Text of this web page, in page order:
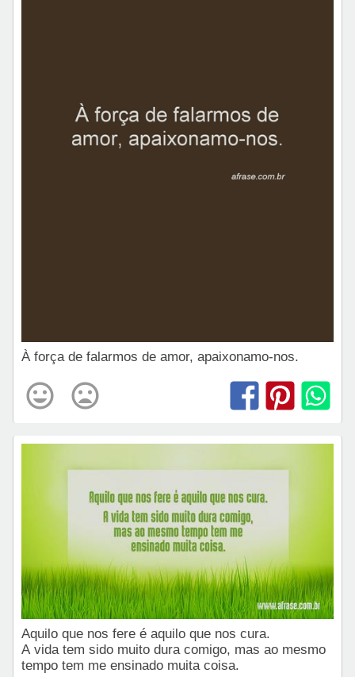
À força de falarmos de amor, apaixonamo-nos.
Aquilo que nos fere é aquilo que nos cura.
A vida tem sido muito dura comigo, mas ao mesmo
tempo tem me ensinado muita coisa.